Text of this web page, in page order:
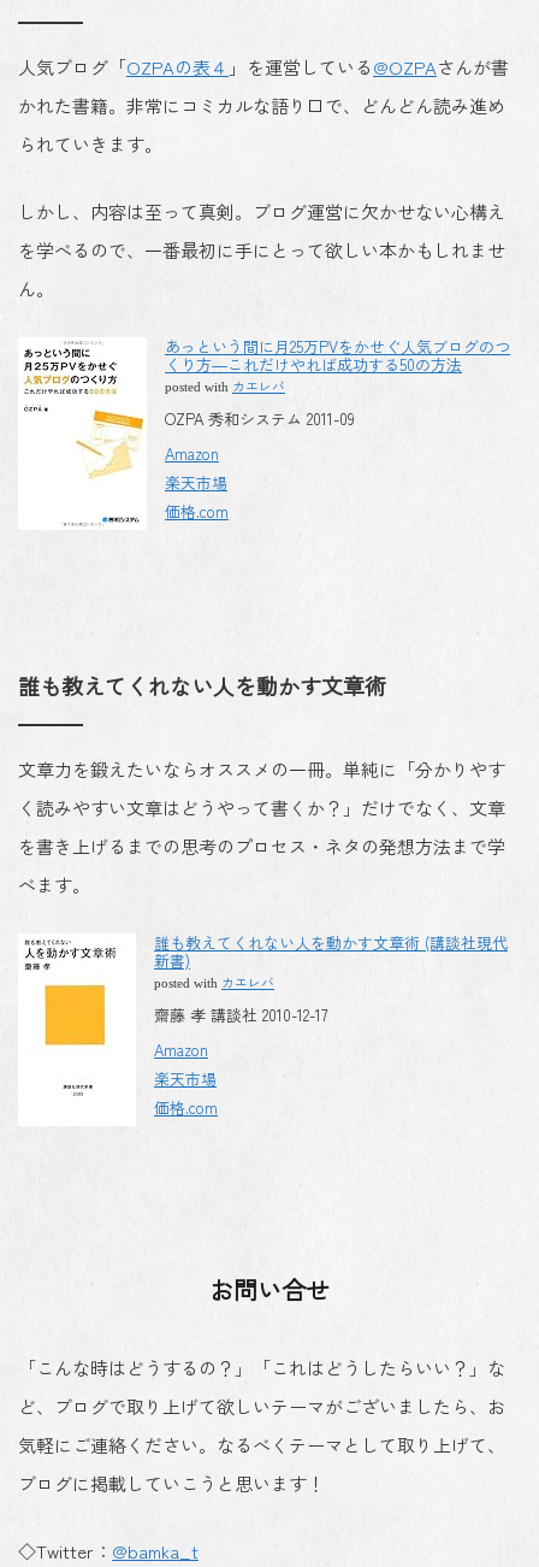
人気ブログ「OZPAの表４ 」を運営している@OZPAさんが書
かれた書籍。非常にコミカルな語り口で、どんどん読み進め
られていきます。
しかし、内容は至って真剣。ブログ運営に欠かせない心構え
を学べるので、一番最初に手にとって欲しい本かもしれませ
ん。
あっという間に月25万PVをかせぐ人気ブログのつ
くり方―これだけやれば成功する50の方法
posted with カエレバ
OZPA 秀和システム 2011-09
Amazon
楽天市場
価格.com
誰も教えてくれない人を動かす文章術
文章力を鍛えたいならオススメの一冊。単純に「分かりやす
く読みやすい文章はどうやって書くか？」だけでなく、文章
を書き上げるまでの思考のプロセス・ネタの発想方法まで学
べます。
誰も教えてくれない人を動かす文章術 (講談社現代
新書)
posted with カエレバ
齋藤 孝 講談社 2010-12-17
Amazon
楽天市場
価格.com
お問い合せ
「こんな時はどうするの？」「これはどうしたらいい？」な
ど、ブログで取り上げて欲しいテーマがございましたら、お
気軽にご連絡ください。なるべくテーマとして取り上げて、
ブログに掲載していこうと思います！
◇Twitter： @bamka_t